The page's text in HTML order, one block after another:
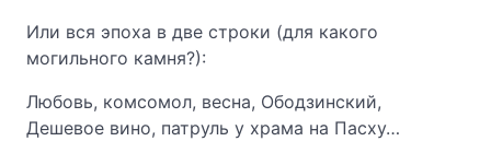
Или вся эпоха в две строки (для какого
могильного камня?):
Любовь, комсомол, весна, Ободзинский,
Дешевое вино, патруль у храма на Пасху…